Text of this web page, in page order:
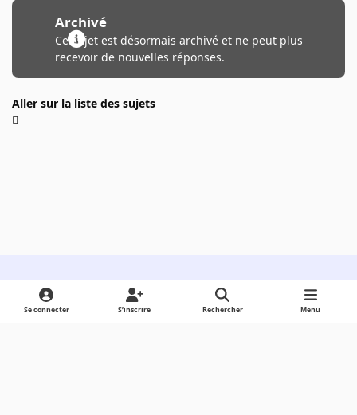
Archivé
Ce sujet est désormais archivé et ne peut plus
recevoir de nouvelles réponses.
Aller sur la liste des sujets
Light ModeDark ModeSystem Preference
Se connecter S’inscrire Rechercher Menu